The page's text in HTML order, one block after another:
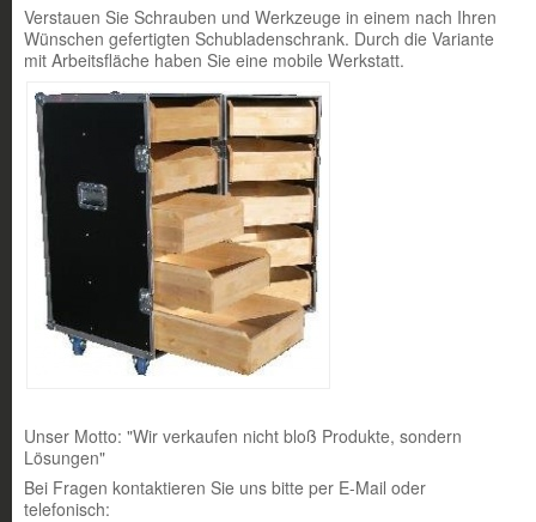
Verstauen Sie Schrauben und Werkzeuge in einem nach Ihren
Wünschen gefertigten Schubladenschrank. Durch die Variante
mit Arbeitsfläche haben Sie eine mobile Werkstatt.
Unser Motto: "Wir verkaufen nicht bloß Produkte, sondern
Lösungen"
Bei Fragen kontaktieren Sie uns bitte per E-Mail oder
telefonisch: